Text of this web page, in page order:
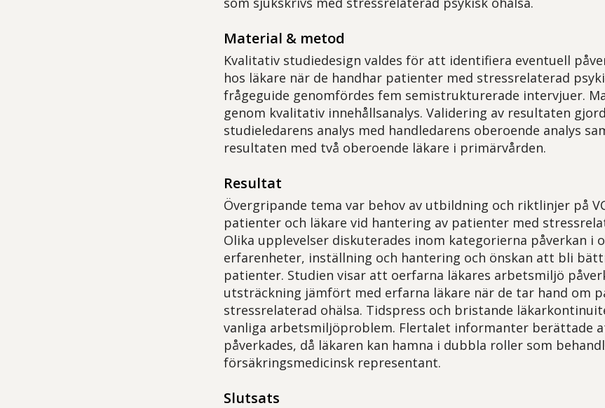
Material & metod
Kvalitativ studiedesign valdes för att identifiera eventuell
hos läkare när de handhar patienter med stressrelaterad
frågeguide genomfördes fem semistrukturerade intervjuer.
genom kvalitativ innehållsanalys. Validering av resultaten
studieledarens analys med handledarens oberoende analys
resultaten med två oberoende läkare i primärvården.
Resultat
Övergripande tema var behov av utbildning och riktlinjer på
patienter och läkare vid hantering av patienter med
Olika upplevelser diskuterades inom kategorierna påverkan i
erfarenheter, inställning och hantering och önskan att bli
patienter. Studien visar att oerfarna läkares arbetsmiljö
utsträckning jämfört med erfarna läkare när de tar hand om
stressrelaterad ohälsa. Tidspress och bristande
vanliga arbetsmiljöproblem. Flertalet informanter berättade
påverkades, då läkaren kan hamna i dubbla roller som
försäkringsmedicinsk representant.
Slutsats